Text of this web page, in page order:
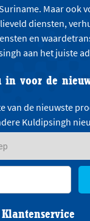
Maar ook
diensten,
en
aan het juiste
in voor de
van de nieuwste
Kuldipsingh
Klantenservice